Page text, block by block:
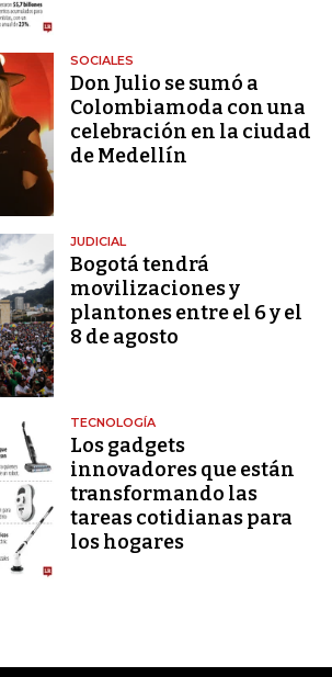
SOCIALES
Don Julio se sumó a
Colombiamoda con una
celebración en la ciudad
de Medellín
JUDICIAL
Bogotá tendrá
movilizaciones y
plantones entre el 6 y el
8 de agosto
TECNOLOGÍA
Los gadgets
innovadores que están
transformando las
tareas cotidianas para
los hogares